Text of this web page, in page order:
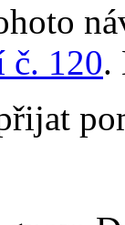
č. 120.